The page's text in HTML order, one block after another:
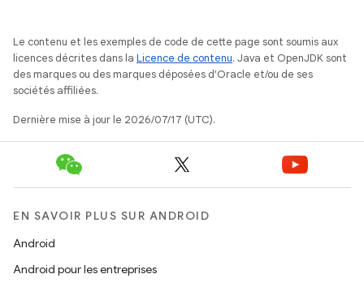
Le contenu et les exemples de code de cette page sont soumis aux
licences décrites dans la Licence de contenu. Java et OpenJDK sont
des marques ou des marques déposées d'Oracle et/ou de ses
sociétés affiliées.
Dernière mise à jour le 2026/07/17 (UTC).
EN SAVOIR PLUS SUR ANDROID
Android
Android pour les entreprises